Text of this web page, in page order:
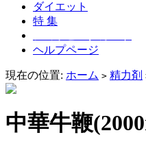
ダイエット
特 集
ヘルプページ
現在の位置: ホーム > 精力剤
中華牛鞭